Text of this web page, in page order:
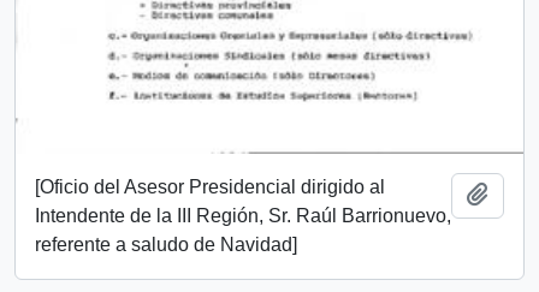
[Oficio del Asesor Presidencial dirigido al
Intendente de la III Región, Sr. Raúl Barrionuevo,
referente a saludo de Navidad]